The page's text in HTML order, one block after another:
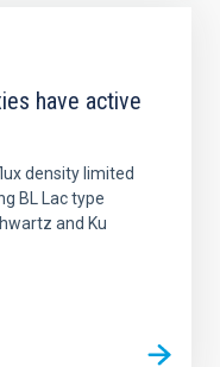
have active
density limited
BL Lac type
and Ku